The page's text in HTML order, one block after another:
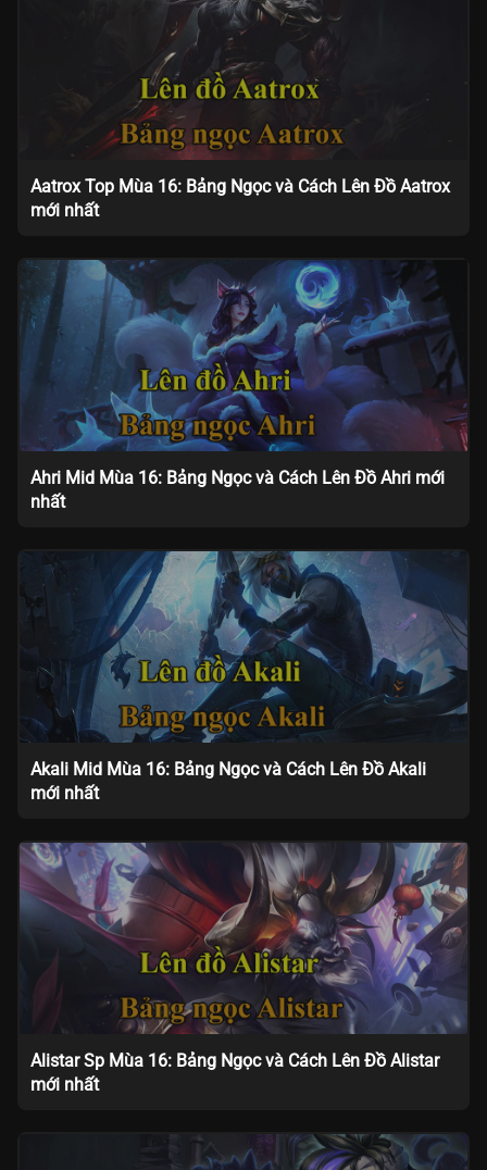
Aatrox Top Mùa 16: Bảng Ngọc và Cách Lên Đồ Aatrox
mới nhất
Ahri Mid Mùa 16: Bảng Ngọc và Cách Lên Đồ Ahri mới
nhất
Akali Mid Mùa 16: Bảng Ngọc và Cách Lên Đồ Akali
mới nhất
Alistar Sp Mùa 16: Bảng Ngọc và Cách Lên Đồ Alistar
mới nhất